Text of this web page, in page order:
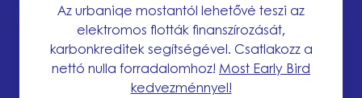
Az urbaniqe mostantól lehetővé teszi az
elektromos flották finanszírozását,
karbonkreditek segítségével. Csatlakozz a
nettó nulla forradalomhoz! Most Early Bird
kedvezménnyel!